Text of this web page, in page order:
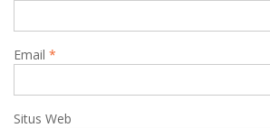
Email *
Situs Web